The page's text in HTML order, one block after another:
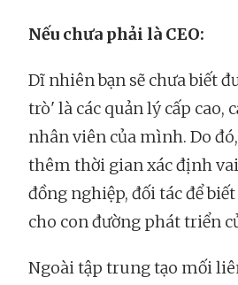
Nếu chưa phải là CEO:
Dĩ nhiên bạn sẽ chưa biết
trò' là các quản lý cấp cao,
nhân viên của mình. Do
thêm thời gian xác định
đồng nghiệp, đối tác để
cho con đường phát triển
Ngoài tập trung tạo mối